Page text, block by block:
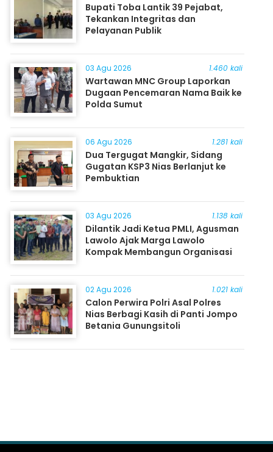
Bupati Toba Lantik 39 Pejabat,
Tekankan Integritas dan
Pelayanan Publik
03 Agu 2026 1.460 kali
Wartawan MNC Group Laporkan
Dugaan Pencemaran Nama Baik ke
Polda Sumut
06 Agu 2026 1.281 kali
Dua Tergugat Mangkir, Sidang
Gugatan KSP3 Nias Berlanjut ke
Pembuktian
03 Agu 2026 1.138 kali
Dilantik Jadi Ketua PMLI, Agusman
Lawolo Ajak Marga Lawolo
Kompak Membangun Organisasi
02 Agu 2026 1.021 kali
Calon Perwira Polri Asal Polres
Nias Berbagi Kasih di Panti Jompo
Betania Gunungsitoli